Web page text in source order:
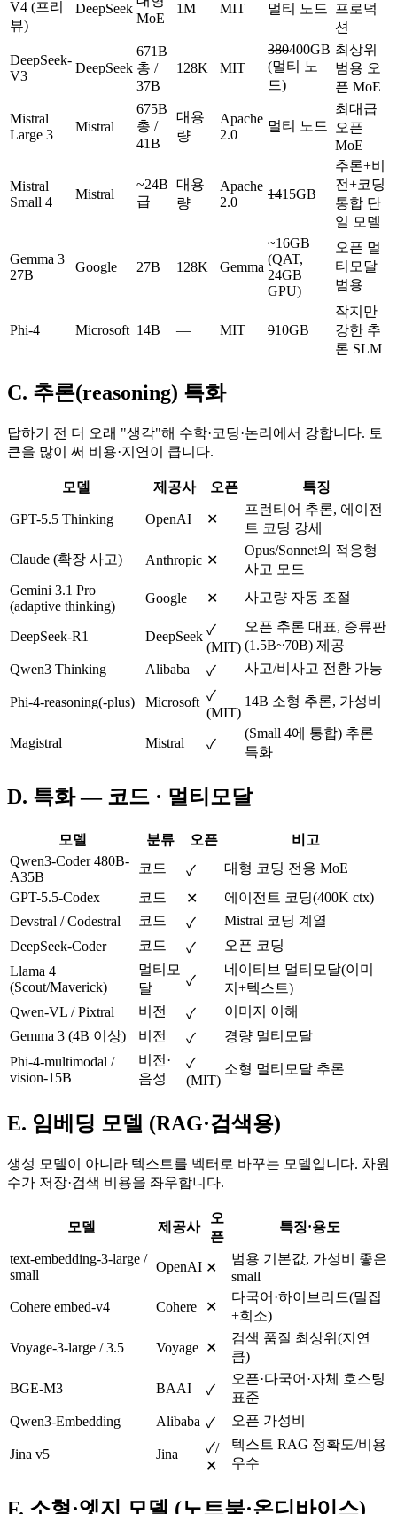
V4 (프리
뷰)
DeepSeek
MoE
1M MIT 멀티 노드
프로덕
션
DeepSeek-
V3
DeepSeek
671B
총 /
37B
128K MIT
380400GB
(멀티 노
드)
최상위
범용 오
픈 MoE
Mistral
Large 3
Mistral
675B
총 /
41B
대용
량
Apache
2.0
멀티 노드
최대급
오픈
MoE
Mistral
Small 4
Mistral
~24B
급
대용
량
Apache
2.0
1415GB
추론+비
전+코딩
통합 단
일 모델
Gemma 3
27B
Google 27B 128K Gemma
~16GB
(QAT,
24GB
GPU)
오픈 멀
티모달
범용
Phi-4 Microsoft 14B — MIT 910GB
작지만
강한 추
론 SLM
C. 추론(reasoning) 특화
답하기 전 더 오래 "생각"해 수학·코딩·논리에서 강합니다. 토
큰을 많이 써 비용·지연이 큽니다.
모델 제공사 오픈 특징
GPT-5.5 Thinking OpenAI ✕
프런티어 추론, 에이전
트 코딩 강세
Claude (확장 사고) Anthropic ✕
Opus/Sonnet의 적응형
사고 모드
Gemini 3.1 Pro
(adaptive thinking)
Google ✕ 사고량 자동 조절
DeepSeek-R1 DeepSeek ✓
(MIT)
오픈 추론 대표, 증류판
(1.5B~70B) 제공
Qwen3 Thinking
Alibaba ✓ 사고/비사고 전환 가능
Phi-4-reasoning(-plus) Microsoft ✓
(MIT)
14B 소형 추론, 가성비
Magistral Mistral ✓
(Small 4에 통합) 추론
특화
D. 특화 — 코드 · 멀티모달
모델 분류 오픈
비고
Qwen3-Coder 480B-
A35B
코드 ✓
대형 코딩 전용 MoE
GPT-5.5-Codex
코드 ✕
에이전트 코딩(400K ctx)
Devstral / Codestral
코드 ✓
Mistral 코딩 계열
DeepSeek-Coder
코드 ✓
오픈 코딩
Llama 4
(Scout/Maverick)
멀티모
달
✓
네이티브 멀티모달(이미
지+텍스트)
Qwen-VL / Pixtral
비전 ✓
이미지 이해
Gemma 3 (4B 이상)
비전 ✓
경량 멀티모달
Phi-4-multimodal /
vision-15B
비전·
음성
✓
(MIT)
소형 멀티모달 추론
E. 임베딩 모델 (RAG·검색용)
생성 모델이 아니라 텍스트를 벡터로 바꾸는 모델입니다. 차원
수가 저장·검색 비용을 좌우합니다.
모델 제공사
오
픈
특징·용도
text-embedding-3-large /
small
OpenAI ✕
범용 기본값, 가성비 좋은
small
Cohere embed-v4
Cohere ✕
다국어·하이브리드(밀집
+희소)
Voyage-3-large / 3.5 Voyage ✕
검색 품질 최상위(지연
큼)
BGE-M3 BAAI ✓
오픈·다국어·자체 호스팅
표준
Qwen3-Embedding
Alibaba ✓ 오픈 가성비
Jina v5 Jina
✓/
✕
텍스트 RAG 정확도/비용
우수
F. 소형·엣지 모델 (노트북·온디바이스)